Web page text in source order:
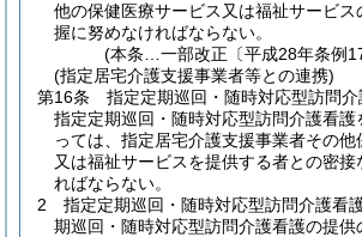
他の保健医療サービス又は福祉サービス
握に努めなければならない。
(本条…一部改正〔平成28年条例
(指定居宅介護支援事業者等との連携)
第16条
指定定期巡回・随時対応型訪問介
指定定期巡回・随時対応型訪問介護看護
っては、指定居宅介護支援事業者その他
又は福祉サービスを提供する者との密接
ればならない。
2
指定定期巡回・随時対応型訪問介護看
期巡回・随時対応型訪問介護看護の提供